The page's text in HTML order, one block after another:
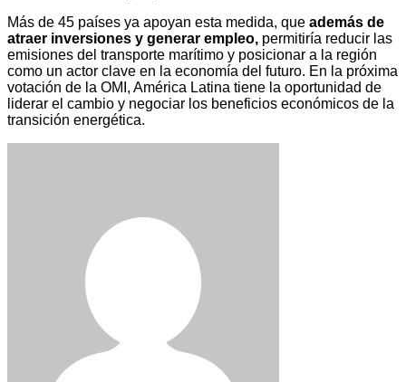
Más de 45 países ya apoyan esta medida, que además de
atraer inversiones y generar empleo, permitiría reducir las
emisiones del transporte marítimo y posicionar a la región
como un actor clave en la economía del futuro. En la próxima
votación de la OMI, América Latina tiene la oportunidad de
liderar el cambio y negociar los beneficios económicos de la
transición energética.